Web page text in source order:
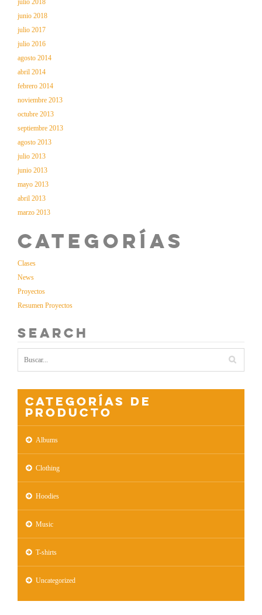
julio 2018
junio 2018
julio 2017
julio 2016
agosto 2014
abril 2014
febrero 2014
noviembre 2013
octubre 2013
septiembre 2013
agosto 2013
julio 2013
junio 2013
mayo 2013
abril 2013
marzo 2013
Categorías
Clases
News
Proyectos
Resumen Proyectos
Search
Categorías de
producto
Albums
Clothing
Hoodies
Music
T-shirts
Uncategorized